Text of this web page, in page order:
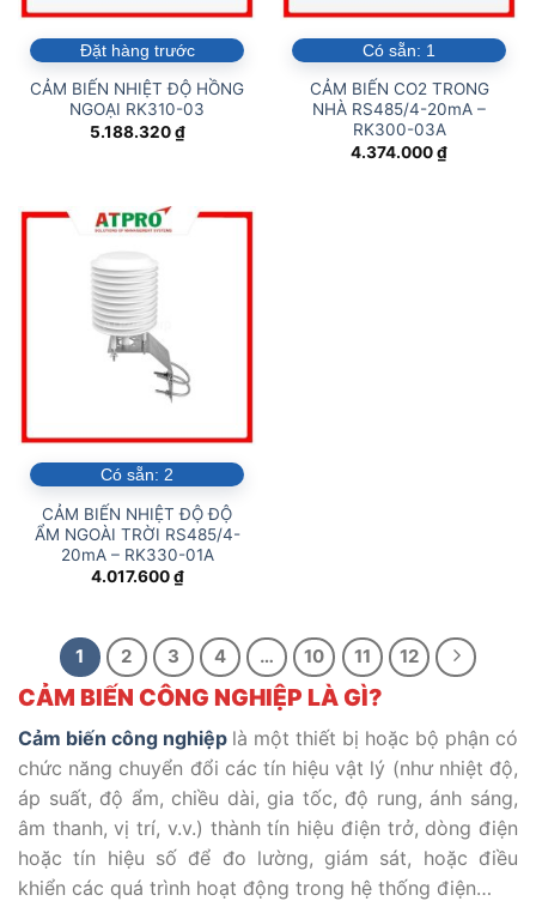
Đặt hàng trước
CẢM BIẾN NHIỆT ĐỘ HỒNG
NGOẠI RK310-03
5.188.320₫
Có sẵn: 1
CẢM BIẾN CO2 TRONG
NHÀ RS485/4-20mA –
RK300-03A
4.374.000₫
Có sẵn: 2
CẢM BIẾN NHIỆT ĐỘ ĐỘ
ẨM NGOÀI TRỜI RS485/4-
20mA – RK330-01A
4.017.600₫
1 2 3 4 … 10 11 12
CẢM BIẾN CÔNG NGHIỆP LÀ GÌ?
Cảm biến công nghiệp là một thiết bị hoặc bộ phận có
chức năng chuyển đổi các tín hiệu vật lý (như nhiệt độ,
áp suất, độ ẩm, chiều dài, gia tốc, độ rung, ánh sáng,
âm thanh, vị trí, v.v.) thành tín hiệu điện trở, dòng điện
hoặc tín hiệu số để đo lường, giám sát, hoặc điều
khiển các quá trình hoạt động trong hệ thống điện…